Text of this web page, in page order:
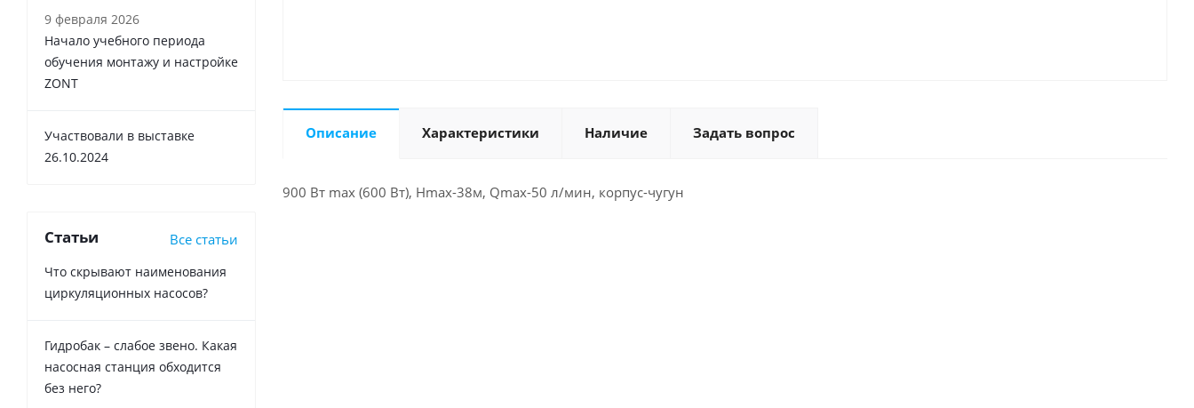
Описание Характеристики Наличие Задать вопрос
900 Вт max (600 Вт), Hmax-38м, Qmax-50 л/мин, корпус-чугун
9 февраля 2026
Начало учебного периода
обучения монтажу и настройке
ZONT
Участвовали в выставке
26.10.2024
Статьи Все статьи
Что скрывают наименования
циркуляционных насосов?
Гидробак – слабое звено. Какая
насосная станция обходится
без него?